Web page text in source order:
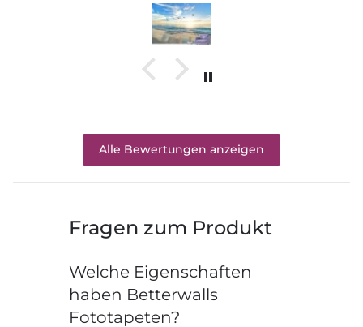
Alle Bewertungen anzeigen
Fragen zum Produkt
Welche Eigenschaften
haben Betterwalls
Fototapeten?